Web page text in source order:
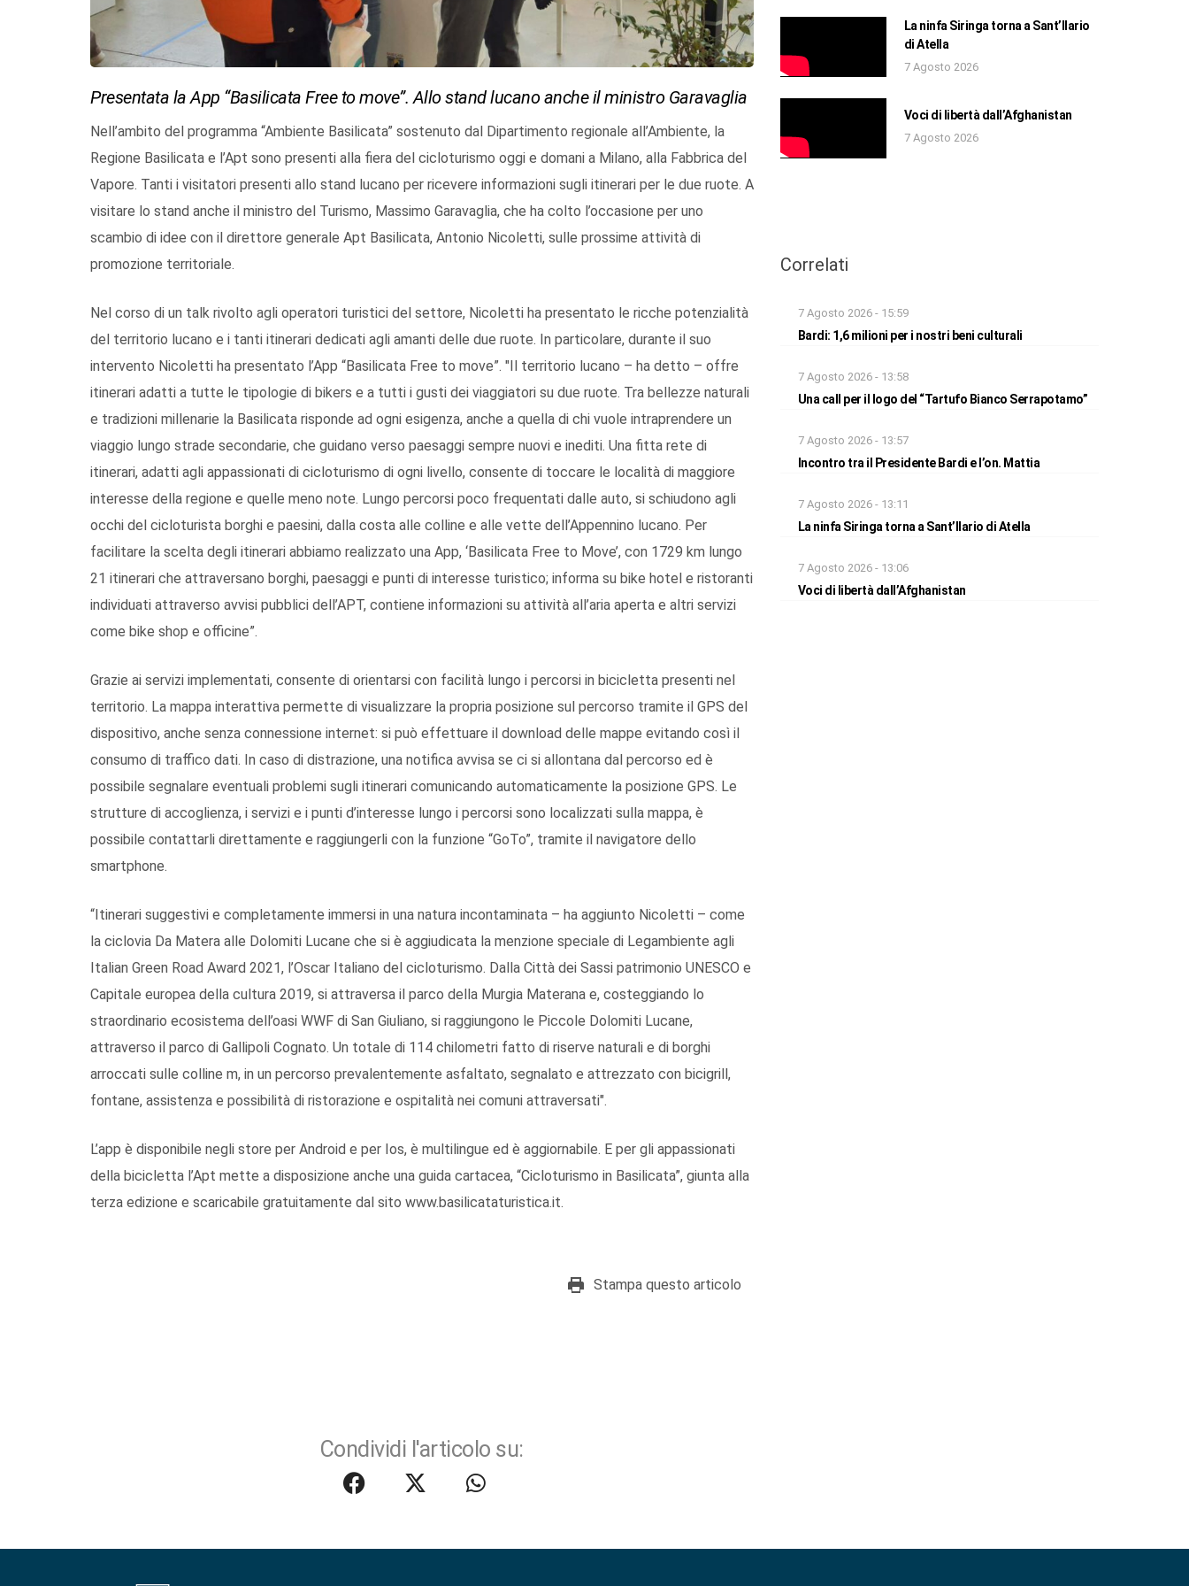
Presentata la App “Basilicata Free to move”. Allo stand lucano anche il ministro Garavaglia
Nell’ambito del programma “Ambiente Basilicata” sostenuto dal Dipartimento regionale all’Ambiente, la
Regione Basilicata e l’Apt sono presenti alla fiera del cicloturismo oggi e domani a Milano, alla Fabbrica del
Vapore. Tanti i visitatori presenti allo stand lucano per ricevere informazioni sugli itinerari per le due ruote. A
visitare lo stand anche il ministro del Turismo, Massimo Garavaglia, che ha colto l’occasione per uno
scambio di idee con il direttore generale Apt Basilicata, Antonio Nicoletti, sulle prossime attività di
promozione territoriale.
Nel corso di un talk rivolto agli operatori turistici del settore, Nicoletti ha presentato le ricche potenzialità
del territorio lucano e i tanti itinerari dedicati agli amanti delle due ruote. In particolare, durante il suo
intervento Nicoletti ha presentato l’App “Basilicata Free to move”. "Il territorio lucano – ha detto – offre
itinerari adatti a tutte le tipologie di bikers e a tutti i gusti dei viaggiatori su due ruote. Tra bellezze naturali
e tradizioni millenarie la Basilicata risponde ad ogni esigenza, anche a quella di chi vuole intraprendere un
viaggio lungo strade secondarie, che guidano verso paesaggi sempre nuovi e inediti. Una fitta rete di
itinerari, adatti agli appassionati di cicloturismo di ogni livello, consente di toccare le località di maggiore
interesse della regione e quelle meno note. Lungo percorsi poco frequentati dalle auto, si schiudono agli
occhi del cicloturista borghi e paesini, dalla costa alle colline e alle vette dell’Appennino lucano. Per
facilitare la scelta degli itinerari abbiamo realizzato una App, ‘Basilicata Free to Move’, con 1729 km lungo
21 itinerari che attraversano borghi, paesaggi e punti di interesse turistico; informa su bike hotel e ristoranti
individuati attraverso avvisi pubblici dell’APT, contiene informazioni su attività all’aria aperta e altri servizi
come bike shop e officine”.
Grazie ai servizi implementati, consente di orientarsi con facilità lungo i percorsi in bicicletta presenti nel
territorio. La mappa interattiva permette di visualizzare la propria posizione sul percorso tramite il GPS del
dispositivo, anche senza connessione internet: si può effettuare il download delle mappe evitando così il
consumo di traffico dati. In caso di distrazione, una notifica avvisa se ci si allontana dal percorso ed è
possibile segnalare eventuali problemi sugli itinerari comunicando automaticamente la posizione GPS. Le
strutture di accoglienza, i servizi e i punti d’interesse lungo i percorsi sono localizzati sulla mappa, è
possibile contattarli direttamente e raggiungerli con la funzione “GoTo”, tramite il navigatore dello
smartphone.
“Itinerari suggestivi e completamente immersi in una natura incontaminata – ha aggiunto Nicoletti – come
la ciclovia Da Matera alle Dolomiti Lucane che si è aggiudicata la menzione speciale di Legambiente agli
Italian Green Road Award 2021, l’Oscar Italiano del cicloturismo. Dalla Città dei Sassi patrimonio UNESCO e
Capitale europea della cultura 2019, si attraversa il parco della Murgia Materana e, costeggiando lo
straordinario ecosistema dell’oasi WWF di San Giuliano, si raggiungono le Piccole Dolomiti Lucane,
attraverso il parco di Gallipoli Cognato. Un totale di 114 chilometri fatto di riserve naturali e di borghi
arroccati sulle colline m, in un percorso prevalentemente asfaltato, segnalato e attrezzato con bicigrill,
fontane, assistenza e possibilità di ristorazione e ospitalità nei comuni attraversati".
L’app è disponibile negli store per Android e per Ios, è multilingue ed è aggiornabile. E per gli appassionati
della bicicletta l’Apt mette a disposizione anche una guida cartacea, “Cicloturismo in Basilicata”, giunta alla
terza edizione e scaricabile gratuitamente dal sito www.basilicataturistica.it.
Stampa questo articolo
Condividi l'articolo su:
La ninfa Siringa torna a Sant’Ilario
di Atella
7 Agosto 2026
Voci di libertà dall’Afghanistan
7 Agosto 2026
Correlati
7 Agosto 2026 - 15:59
Bardi: 1,6 milioni per i nostri beni culturali
7 Agosto 2026 - 13:58
Una call per il logo del “Tartufo Bianco Serrapotamo”
7 Agosto 2026 - 13:57
Incontro tra il Presidente Bardi e l’on. Mattia
7 Agosto 2026 - 13:11
La ninfa Siringa torna a Sant’Ilario di Atella
7 Agosto 2026 - 13:06
Voci di libertà dall’Afghanistan